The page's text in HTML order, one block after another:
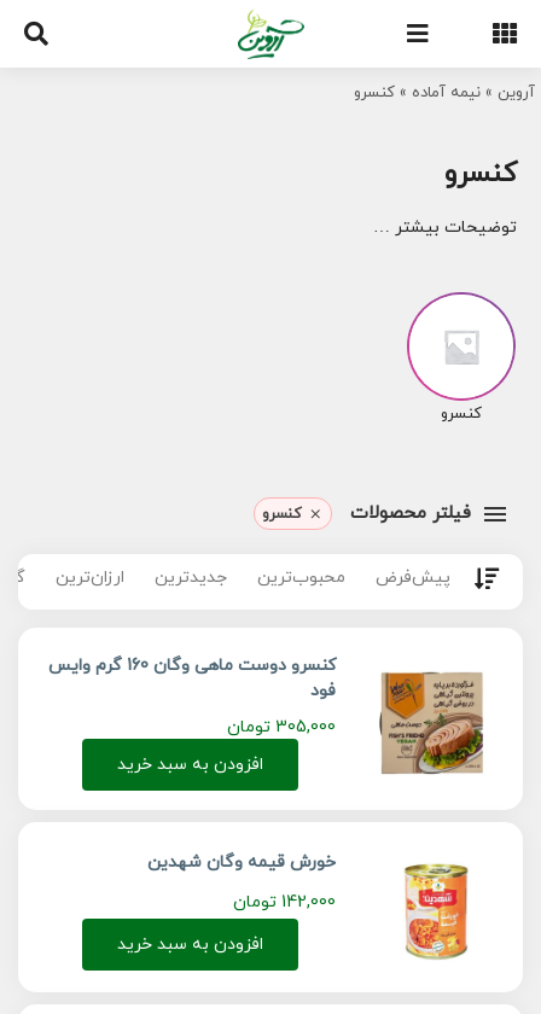
content
آروین » نیمه آماده » کنسرو
کنسرو
توضیحات بیشتر …
کنسرو
فیلتر محصولات کنسرو
پیش‌فرض محبوب‌ترین جدیدترین ارزان‌ترین
کنسرو دوست ماهی وگان 160 گرم وایس
فود
305,000 تومان
افزودن به سبد خرید
خورش قیمه وگان شهدین
142,000 تومان
افزودن به سبد خرید